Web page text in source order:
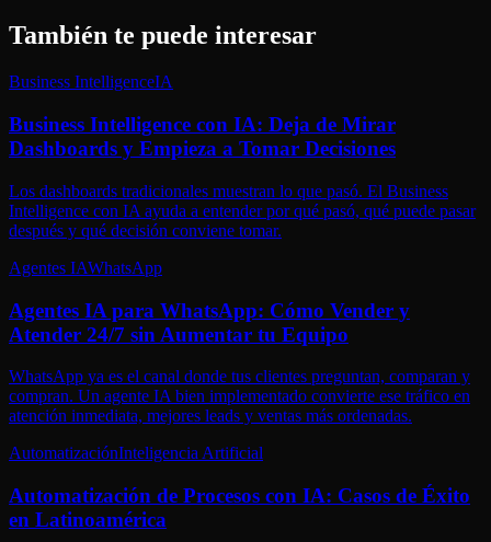
También te puede interesar
Business IntelligenceIA
Business Intelligence con IA: Deja de Mirar
Dashboards y Empieza a Tomar Decisiones
Los dashboards tradicionales muestran lo que pasó. El Business
Intelligence con IA ayuda a entender por qué pasó, qué puede pasar
después y qué decisión conviene tomar.
Agentes IAWhatsApp
Agentes IA para WhatsApp: Cómo Vender y
Atender 24/7 sin Aumentar tu Equipo
WhatsApp ya es el canal donde tus clientes preguntan, comparan y
compran. Un agente IA bien implementado convierte ese tráfico en
atención inmediata, mejores leads y ventas más ordenadas.
AutomatizaciónInteligencia Artificial
Automatización de Procesos con IA: Casos de Éxito
en Latinoamérica